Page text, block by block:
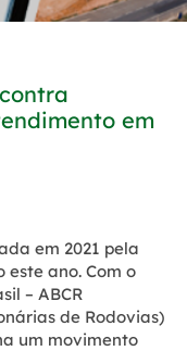
em
em 2021 pela
este ano. Com o
– ABCR
de Rodovias)
um movimento